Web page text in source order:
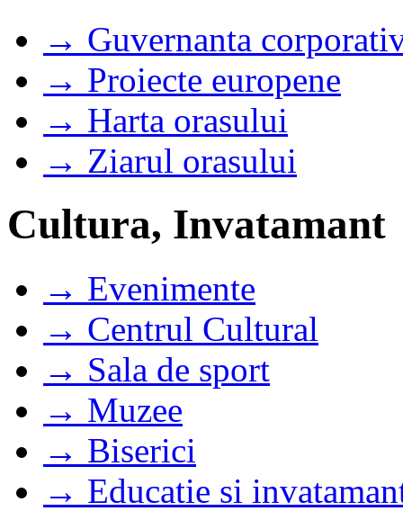
→ Guvernanta
→ Proiecte europene
→ Harta orasului
→ Ziarul orasului
Cultura, Invatamant
→ Evenimente
→ Centrul Cultural
→ Sala de sport
→ Muzee
→ Biserici
→ Educatie si